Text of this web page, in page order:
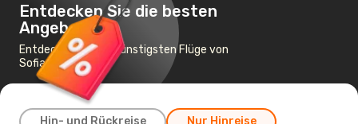
Entdecken Sie die besten
Angebote
Entdecken Sie die günstigsten Flüge von
Sofia nach Dublin
Hin- und Rückreise Nur Hinreise